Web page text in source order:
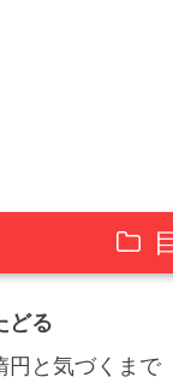
どる
円と気づくまで